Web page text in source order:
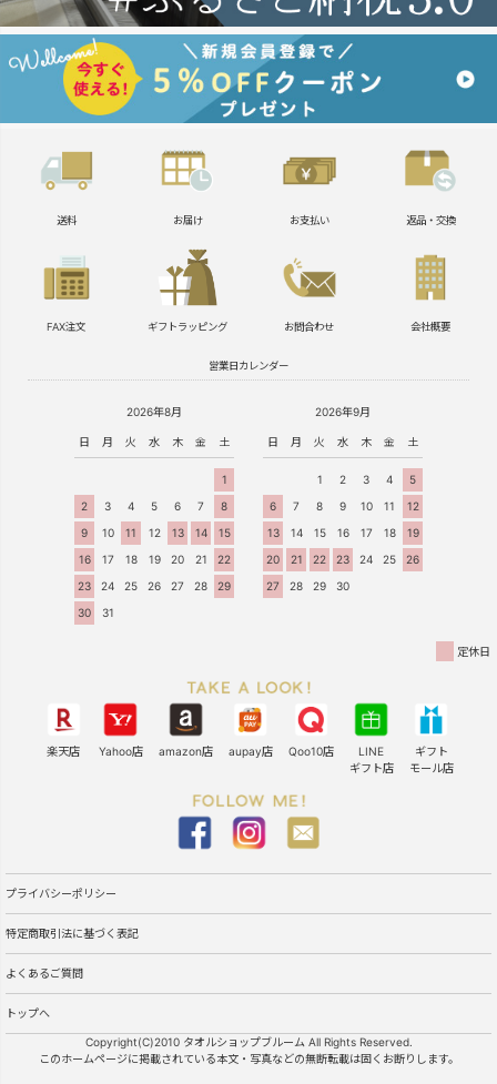
送料 お届け お支払い 返品・交換
FAX注文 ギフトラッピング お問合わせ 会社概要
営業日カレンダー
2026年8月
日 月 火 水 木 金 土
1
2
3 4 5 6 7
8
9
10 11 12 13 14
15
16
17 18 19 20 21
22
23
24 25 26 27 28
29
30
31
2026年9月
日 月 火 水 木 金 土
1 2 3 4
5
6
7 8 9 10 11
12
13
14 15 16 17 18
19
20
21 22 23 24 25
26
27
28 29 30
定休日
楽天店 Yahoo店 amazon店 aupay店 Qoo10店
LINE
ギフト店
ギフト
モール店
プライバシーポリシー
特定商取引法に基づく表記
よくあるご質問
トップへ
Copyright(C)2010 タオルショップブルーム All Rights Reserved.
このホームページに掲載されている本文・写真などの無断転載は固くお断りします。